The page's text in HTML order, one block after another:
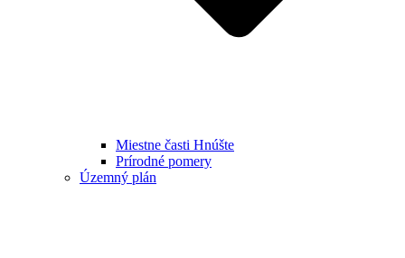
Miestne časti Hnúšte
Prírodné pomery
Územný plán